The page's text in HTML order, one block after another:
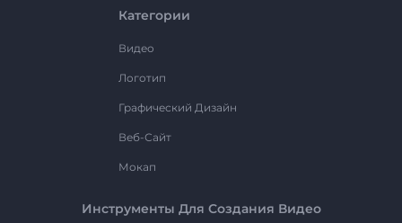
Категории
Видео
Логотип
Графический Дизайн
Веб-Сайт
Мокап
Инструменты Для Создания Видео